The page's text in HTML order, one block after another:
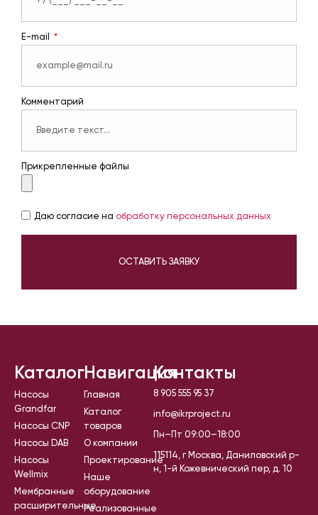
E-mail
Комментарий
Прикрепленные файлы
Даю согласие на обработку персональных данных
ОСТАВИТЬ ЗАЯВКУ
Каталог
Насосы
Grandfar
Насосы CNP
Насосы DAB
Насосы
Wellmix
Мембранные
расширительные
Навигация
Главная
Каталог
товаров
О компании
Проектирование
Наше
оборудование
Реализованные
Контакты
8 905 555 95 37
info@ikrproject.ru
Пн–Пт 09:00–18:00
115114, г Москва, Даниловский р-
н, 1-й Кожевнический пер, д. 10